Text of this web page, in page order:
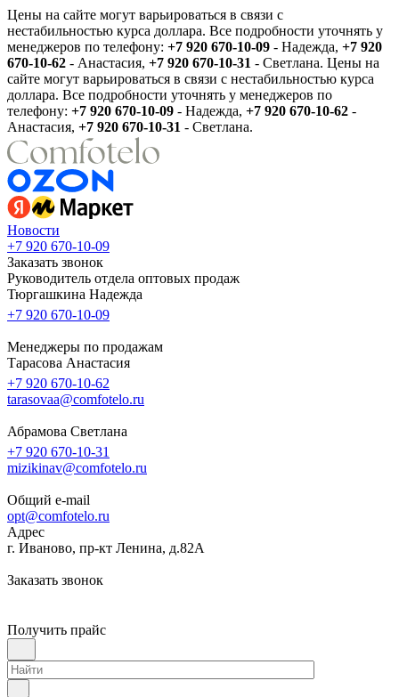
Цены на сайте могут варьироваться в связи с
нестабильностью курса доллара. Все подробности уточнять у
менеджеров по телефону: +7 920 670-10-09 - Надежда, +7 920
670-10-62 - Анастасия, +7 920 670-10-31 - Светлана. Цены на
сайте могут варьироваться в связи с нестабильностью курса
доллара. Все подробности уточнять у менеджеров по
телефону: +7 920 670-10-09 - Надежда, +7 920 670-10-62 -
Анастасия, +7 920 670-10-31 - Светлана.
Новости
+7 920 670-10-09
Заказать звонок
Руководитель отдела оптовых продаж
Тюргашкина Надежда
+7 920 670-10-09
Менеджеры по продажам
Тарасова Анастасия
+7 920 670-10-62
tarasovaa@comfotelo.ru
Абрамова Светлана
+7 920 670-10-31
mizikinav@comfotelo.ru
Общий e-mail
opt@comfotelo.ru
Адрес
г. Иваново, пр-кт Ленина, д.82А
Заказать звонок
Получить прайс